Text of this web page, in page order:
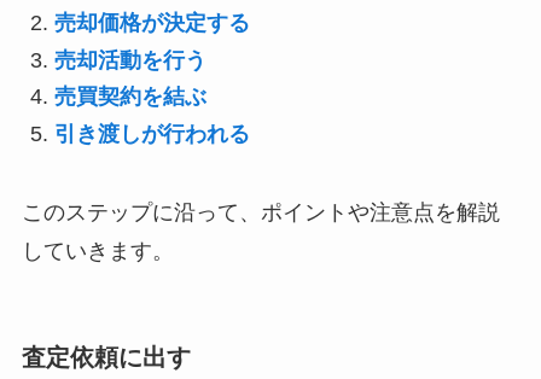
売却価格が決定する
売却活動を行う
売買契約を結ぶ
引き渡しが行われる
このステップに沿って、ポイントや注意点を解説
していきます。
査定依頼に出す